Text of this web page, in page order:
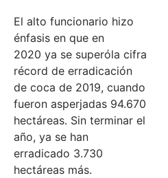
El alto funcionario hizo
énfasis en que en
2020 ya se superóla cifra
récord de erradicación
de coca de 2019, cuando
fueron asperjadas 94.670
hectáreas. Sin terminar el
año, ya se han
erradicado 3.730
hectáreas más.